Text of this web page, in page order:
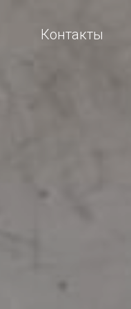
Контакты